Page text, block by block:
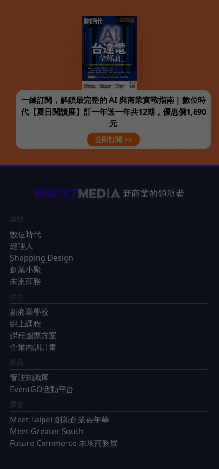
一鍵訂閱，解鎖最完整的 AI 與商業實戰指南 | 數位時
代【夏日閱讀展】訂一年送一年共12期，優惠價1,690
元
立即訂閱 >>
新商業的領航者
媒體
數位時代
經理人
Shopping Design
創業小聚
未來商務
學習
新商業學校
線上課程
課程團票方案
企業內訓計畫
產品
管理知識庫
EventGO活動平台
展會
Meet Taipei 創新創業嘉年華
Meet Greater South
Future Commerce 未來商務展